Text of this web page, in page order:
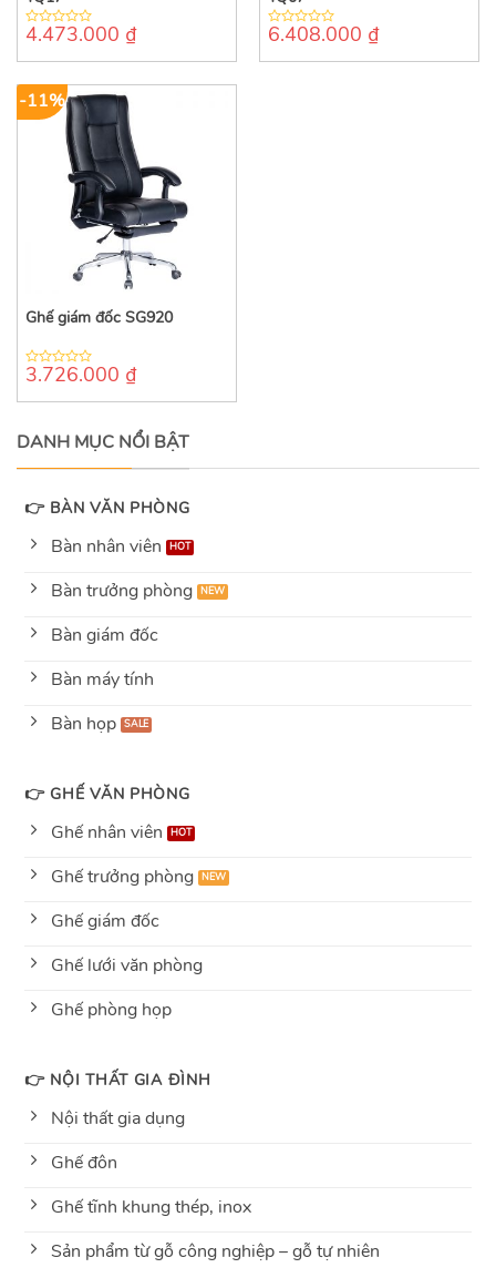
0
of
4.473.000 ₫
0
of
6.408.000 ₫
-11%
Ghế giám đốc SG920
0
of
3.726.000 ₫
DANH MỤC NỔI BẬT
👉 BÀN VĂN PHÒNG
Bàn nhân viên
Bàn trưởng phòng
Bàn giám đốc
Bàn máy tính
Bàn họp
👉 GHẾ VĂN PHÒNG
Ghế nhân viên
Ghế trưởng phòng
Ghế giám đốc
Ghế lưới văn phòng
Ghế phòng họp
👉 NỘI THẤT GIA ĐÌNH
Nội thất gia dụng
Ghế đôn
Ghế tĩnh khung thép, inox
Sản phẩm từ gỗ công nghiệp – gỗ tự nhiên